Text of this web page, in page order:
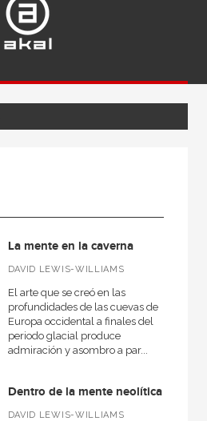
La mente en la caverna
DAVID LEWIS-WILLIAMS
El arte que se creó en las
profundidades de las cuevas de
Europa occidental a finales del
periodo glacial produce
admiración y asombro a par...
Dentro de la mente neolítica
DAVID LEWIS-WILLIAMS